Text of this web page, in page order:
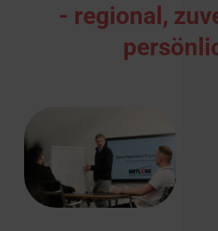
- regional,